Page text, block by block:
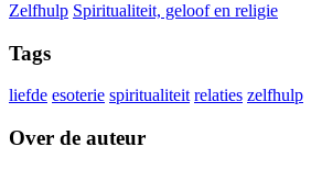
Zelfhulp Spiritualiteit, geloof en religie
Tags
liefde esoterie spiritualiteit relaties zelfhulp
Over de auteur